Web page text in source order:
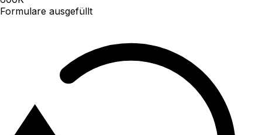
Formulare ausgefüllt